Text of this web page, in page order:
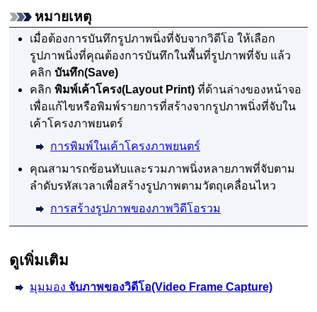
หมายเหตุ
เมื่อต้องการบันทึกรูปภาพนิ่งที่จับจากวิดีโอ ให้เลือก
รูปภาพนิ่งที่คุณต้องการบันทึกในพื้นที่รูปภาพที่จับ แล้ว
คลิกบันทึก(Save)
คลิกพิมพ์เค้าโครง(Layout Print) ที่ด้านล่างของหน้าจอ
เพื่อแก้ไขหรือพิมพ์รายการที่สร้างจากรูปภาพนิ่งที่จับใน
เค้าโครงภาพยนตร์
การพิมพ์ในเค้าโครงภาพยนตร์
คุณสามารถซ้อนทับและรวมภาพนิ่งหลายภาพที่จับตาม
ลำดับรหัสเวลาเพื่อสร้างรูปภาพตามวัตถุเคลื่อนไหว
การสร้างรูปภาพของภาพวิดีโอรวม
ดูเพิ่มเติม
มุมมองจับภาพของวิดีโอ(Video Frame Capture)